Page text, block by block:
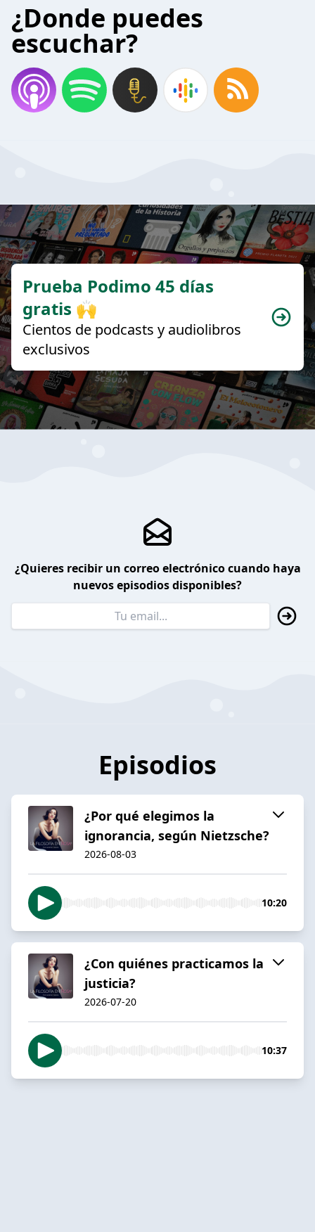
¿Donde puedes
escuchar?
Prueba Podimo 45 días
gratis 🙌
Cientos de podcasts y audiolibros
exclusivos
¿Quieres recibir un correo electrónico cuando haya
nuevos episodios disponibles?
Episodios
¿Por qué elegimos la
ignorancia, según Nietzsche?
2026-08-03
10:20
¿Con quiénes practicamos la
justicia?
2026-07-20
10:37